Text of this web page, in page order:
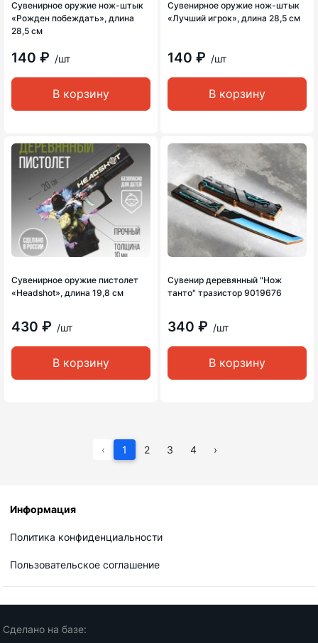
Сувенирное оружие нож-штык
«Рожден побеждать», длина
28,5 см
140 ₽ /шт
В корзину
Сувенирное оружие нож-штык
«Лучший игрок», длина 28,5 см
140 ₽ /шт
В корзину
Сувенирное оружие пистолет
«Headshot», длина 19,8 см
430 ₽ /шт
В корзину
Сувенир деревянный "Нож
танто" тразистор 9019676
340 ₽ /шт
В корзину
‹ 1 2 3 4 ›
Информация
Политика конфиденциальности
Пользовательское соглашение
Сделано на базе: